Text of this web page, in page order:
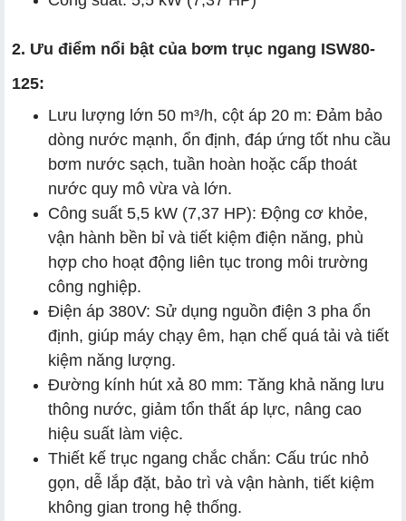
2. Ưu điểm nổi bật của bơm trục ngang ISW80-
125:
Lưu lượng lớn 50 m³/h, cột áp 20 m: Đảm bảo
dòng nước mạnh, ổn định, đáp ứng tốt nhu cầu
bơm nước sạch, tuần hoàn hoặc cấp thoát
nước quy mô vừa và lớn.
Công suất 5,5 kW (7,37 HP): Động cơ khỏe,
vận hành bền bỉ và tiết kiệm điện năng, phù
hợp cho hoạt động liên tục trong môi trường
công nghiệp.
Điện áp 380V: Sử dụng nguồn điện 3 pha ổn
định, giúp máy chạy êm, hạn chế quá tải và tiết
kiệm năng lượng.
Đường kính hút xả 80 mm: Tăng khả năng lưu
thông nước, giảm tổn thất áp lực, nâng cao
hiệu suất làm việc.
Thiết kế trục ngang chắc chắn: Cấu trúc nhỏ
gọn, dễ lắp đặt, bảo trì và vận hành, tiết kiệm
không gian trong hệ thống.